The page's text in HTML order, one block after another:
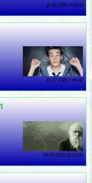
11 07 2026 7:52:33
10 07 2026 1:46:42
09 07 2026 21:51:43